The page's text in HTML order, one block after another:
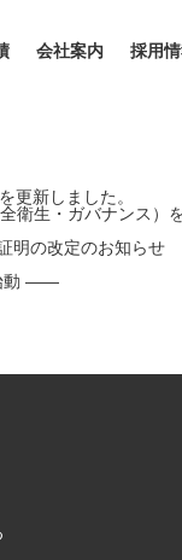
会社案内 採用
更新しました。
衛生・ガバナンス）
明の改定のお知らせ
動 ――